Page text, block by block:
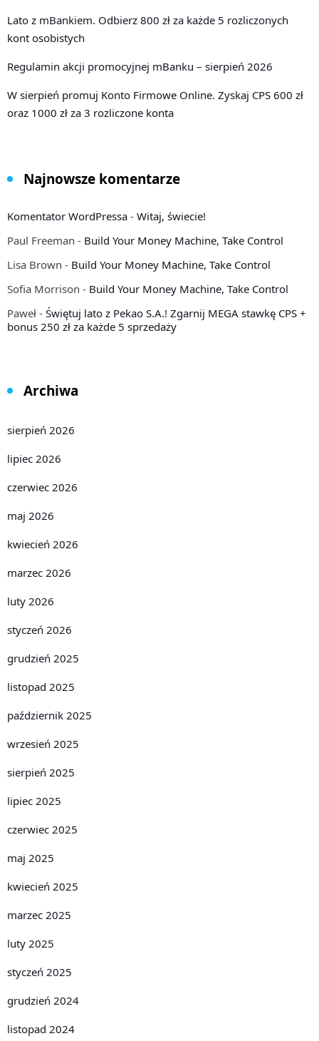
Lato z mBankiem. Odbierz 800 zł za każde 5 rozliczonych
kont osobistych
Regulamin akcji promocyjnej mBanku – sierpień 2026
W sierpień promuj Konto Firmowe Online. Zyskaj CPS 600 zł
oraz 1000 zł za 3 rozliczone konta
Najnowsze komentarze
Komentator WordPressa - Witaj, świecie!
Paul Freeman - Build Your Money Machine, Take Control
Lisa Brown - Build Your Money Machine, Take Control
Sofia Morrison - Build Your Money Machine, Take Control
Paweł - Świętuj lato z Pekao S.A.! Zgarnij MEGA stawkę CPS +
bonus 250 zł za każde 5 sprzedaży
Archiwa
sierpień 2026
lipiec 2026
czerwiec 2026
maj 2026
kwiecień 2026
marzec 2026
luty 2026
styczeń 2026
grudzień 2025
listopad 2025
październik 2025
wrzesień 2025
sierpień 2025
lipiec 2025
czerwiec 2025
maj 2025
kwiecień 2025
marzec 2025
luty 2025
styczeń 2025
grudzień 2024
listopad 2024